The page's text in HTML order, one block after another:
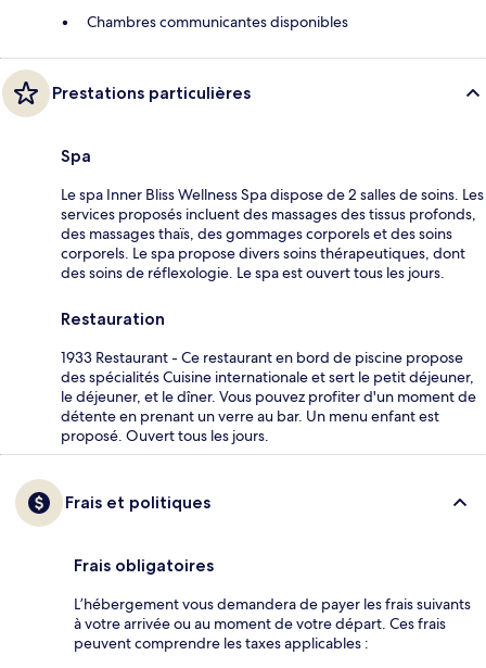
Chambres communicantes disponibles
Prestations particulières
Spa
Le spa Inner Bliss Wellness Spa dispose de 2 salles de soins. Les
services proposés incluent des massages des tissus profonds,
des massages thaïs, des gommages corporels et des soins
corporels. Le spa propose divers soins thérapeutiques, dont
des soins de réflexologie. Le spa est ouvert tous les jours.
Restauration
1933 Restaurant - Ce restaurant en bord de piscine propose
des spécialités Cuisine internationale et sert le petit déjeuner,
le déjeuner, et le dîner. Vous pouvez profiter d'un moment de
détente en prenant un verre au bar. Un menu enfant est
proposé. Ouvert tous les jours.
Frais et politiques
Frais obligatoires
L’hébergement vous demandera de payer les frais suivants
à votre arrivée ou au moment de votre départ. Ces frais
peuvent comprendre les taxes applicables :